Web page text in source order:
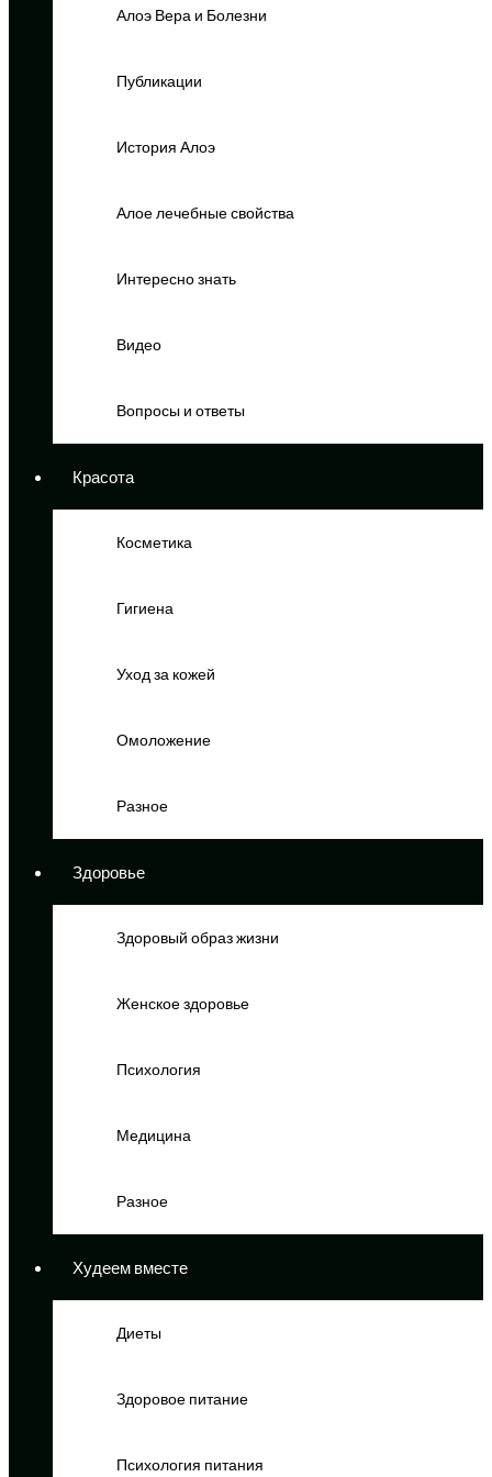
Алоэ Вера и Болезни
Публикации
История Алоэ
Алое лечебные свойства
Интересно знать
Видео
Вопросы и ответы
Красота
Косметика
Гигиена
Уход за кожей
Омоложение
Разное
Здоровье
Здоровый образ жизни
Женское здоровье
Психология
Медицина
Разное
Худеем вместе
Диеты
Здоровое питание
Психология питания